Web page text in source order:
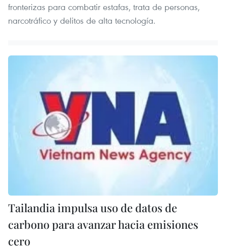
fronterizas para combatir estafas, trata de personas,
narcotráfico y delitos de alta tecnología.
Tailandia impulsa uso de datos de
carbono para avanzar hacia emisiones
cero